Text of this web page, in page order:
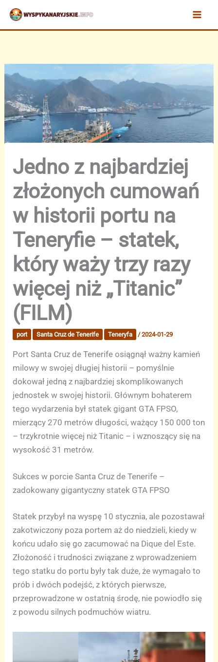
Przejdź
treści
Jedno z najbardziej
złożonych cumowań
w historii portu na
Teneryfie – statek,
który waży trzy razy
więcej niż „Titanic”
(FILM)
port Santa Cruz de Tenerife Teneryfa /2024-01-29
Port Santa Cruz de Tenerife osiągnął ważny kamień
milowy w swojej długiej historii – pomyślnie
dokował jedną z najbardziej skomplikowanych
jednostek w swojej historii. Głównym bohaterem
tego wydarzenia był statek gigant GTA FPSO,
mierzący 270 metrów długości, ważący 150 000 ton
– trzykrotnie więcej niż Titanic – i wznoszący się na
wysokość 31 metrów.
Sukces w porcie Santa Cruz de Tenerife –
zadokowany gigantyczny statek GTA FPSO
Statek przybył na wyspę 10 stycznia, ale pozostawał
zakotwiczony poza portem aż do niedzieli, kiedy w
końcu udało się go zacumować na Dique del Este.
Złożoność i trudności związane z wprowadzeniem
tego statku do portu były tak duże, że wymagało to
prób i dwóch podejść, z których pierwsze,
przeprowadzone w ostatnią środę, nie powiodło się
z powodu silnych podmuchów wiatru.